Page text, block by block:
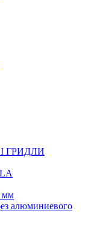
ГРИДЛИ
мм
алюминиевого